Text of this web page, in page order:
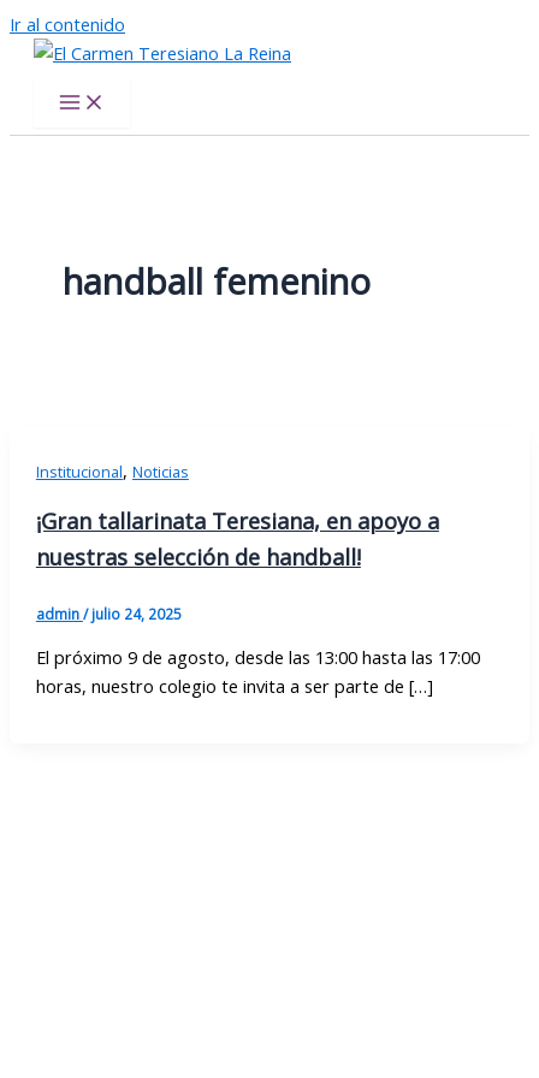
Ir al contenido
handball femenino
Institucional, Noticias
¡Gran tallarinata Teresiana, en apoyo a
nuestras selección de handball!
admin/julio 24, 2025
El próximo 9 de agosto, desde las 13:00 hasta las 17:00
horas, nuestro colegio te invita a ser parte de […]